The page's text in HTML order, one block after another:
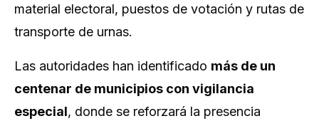
material electoral, puestos de votación y rutas de
transporte de urnas.
Las autoridades han identificado más de un
centenar de municipios con vigilancia
especial, donde se reforzará la presencia